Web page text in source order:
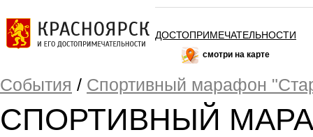
ДОСТОПРИМЕЧАТЕЛЬНОСТИ
смотри на карте
События / Спортивный марафон
СПОРТИВНЫЙ